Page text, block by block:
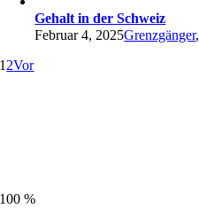
Gehalt in der Schweiz
Februar 4, 2025Grenzgänger,
1 2Vor
100 %